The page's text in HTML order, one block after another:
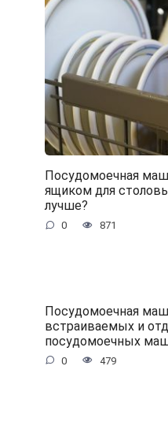
Посудомоечная
ящиком для
лучше?
0 871
Посудомоечная
встраиваемых и
посудомоечных
0 479